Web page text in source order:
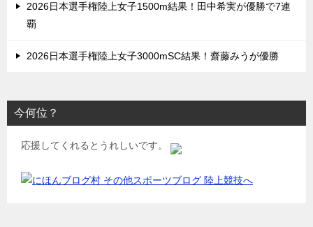
2026日本選手権陸上女子1500m結果！田中希実が優勝で7連
覇
2026日本選手権陸上女子3000mSC結果！齋藤みうが優勝
今何位？
応援してくれるとうれしいです。